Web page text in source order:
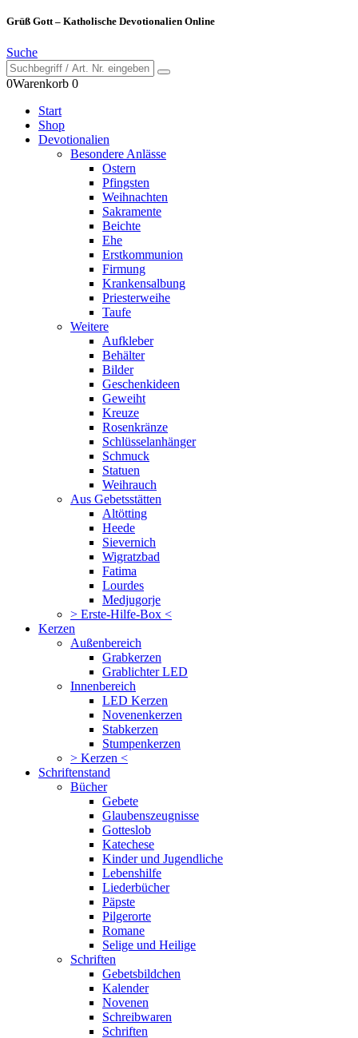
Grüß Gott – Katholische Devotionalien Online
Suche
0Warenkorb 0
Start
Shop
Devotionalien
Besondere Anlässe
Ostern
Pfingsten
Weihnachten
Sakramente
Beichte
Ehe
Erstkommunion
Firmung
Krankensalbung
Priesterweihe
Taufe
Weitere
Aufkleber
Behälter
Bilder
Geschenkideen
Geweiht
Kreuze
Rosenkränze
Schlüsselanhänger
Schmuck
Statuen
Weihrauch
Aus Gebetsstätten
Altötting
Heede
Sievernich
Wigratzbad
Fatima
Lourdes
Medjugorje
> Erste-Hilfe-Box <
Kerzen
Außenbereich
Grabkerzen
Grablichter LED
Innenbereich
LED Kerzen
Novenenkerzen
Stabkerzen
Stumpenkerzen
> Kerzen <
Schriftenstand
Bücher
Gebete
Glaubenszeugnisse
Gotteslob
Katechese
Kinder und Jugendliche
Lebenshilfe
Liederbücher
Päpste
Pilgerorte
Romane
Selige und Heilige
Schriften
Gebetsbildchen
Kalender
Novenen
Schreibwaren
Schriften